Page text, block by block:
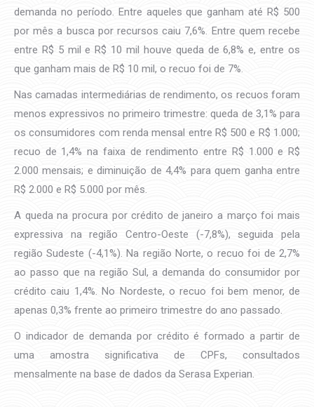
demanda no período. Entre aqueles que ganham até R$ 500
por mês a busca por recursos caiu 7,6%. Entre quem recebe
entre R$ 5 mil e R$ 10 mil houve queda de 6,8% e, entre os
que ganham mais de R$ 10 mil, o recuo foi de 7%.
Nas camadas intermediárias de rendimento, os recuos foram
menos expressivos no primeiro trimestre: queda de 3,1% para
os consumidores com renda mensal entre R$ 500 e R$ 1.000;
recuo de 1,4% na faixa de rendimento entre R$ 1.000 e R$
2.000 mensais; e diminuição de 4,4% para quem ganha entre
R$ 2.000 e R$ 5.000 por mês.
A queda na procura por crédito de janeiro a março foi mais
expressiva na região Centro-Oeste (-7,8%), seguida pela
região Sudeste (-4,1%). Na região Norte, o recuo foi de 2,7%
ao passo que na região Sul, a demanda do consumidor por
crédito caiu 1,4%. No Nordeste, o recuo foi bem menor, de
apenas 0,3% frente ao primeiro trimestre do ano passado.
O indicador de demanda por crédito é formado a partir de
uma amostra significativa de CPFs, consultados
mensalmente na base de dados da Serasa Experian.